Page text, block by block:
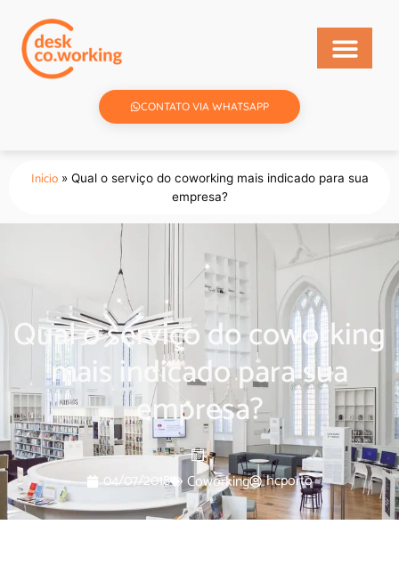
CONTATO VIA WHATSAPP
Início» Qual o serviço do coworking mais indicado para sua
empresa?
Qual o serviço do coworking
mais indicado para sua
empresa?
04/07/2018 Coworking hcporto